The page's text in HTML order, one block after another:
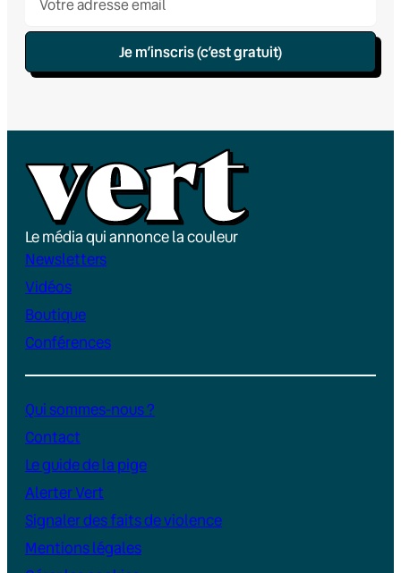
Je m’inscris (c’est gratuit)
Le média qui annonce la couleur
Newsletters
Vidéos
Boutique
Conférences
Qui sommes-nous ?
Contact
Le guide de la pige
Alerter Vert
Signaler des faits de violence
Mentions légales